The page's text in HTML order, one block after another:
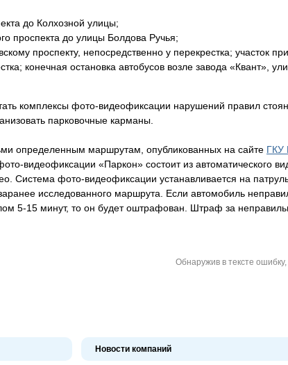
до Колхозной улицы;
проспекта до улицы Болдова Ручья;
проспекту, непосредственно у перекрестка; участок
конечная остановка автобусов возле завода «Квант»,
комплексы фото-видеофиксации нарушений правил
парковочные карманы.
определенным маршрутам, опубликованных на сайте ГКУ
видеофиксации «Паркон» состоит из автоматического
Система фото-видеофиксации устанавливается на
исследованного маршрута. Если автомобиль
5-15 минут, то он будет оштрафован. Штраф за
Обнаружив в тексте
Новости компаний